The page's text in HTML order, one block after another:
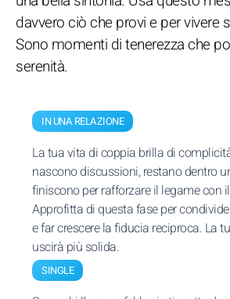
davvero ciò che provi e per vivere
Sono momenti di tenerezza che
serenità.
IN UNA RELAZIONE
La tua vita di coppia brilla di
nascono discussioni, restano dentro
finiscono per rafforzare il legame con
Approfitta di questa fase per
e far crescere la fiducia reciproca. La
uscirà più solida.
SINGLE